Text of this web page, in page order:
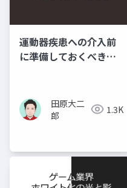
運動器疾患への介入前
に準備しておくべきこ
田原大二
郎
1.3K